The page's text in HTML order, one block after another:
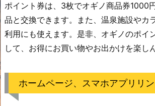
ポイント券は、3枚でオギノ商品券1000
品と交換できます。また、温泉施設やカ
利用にも使えます。是非、オギノのポイ
して、お得にお買い物やお出かけを楽し
ホームページ、スマホアプリリ